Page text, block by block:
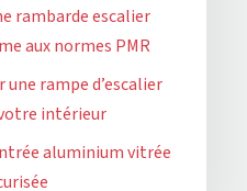
rambarde escalier
aux normes PMR
rampe d’escalier
intérieur
aluminium vitrée